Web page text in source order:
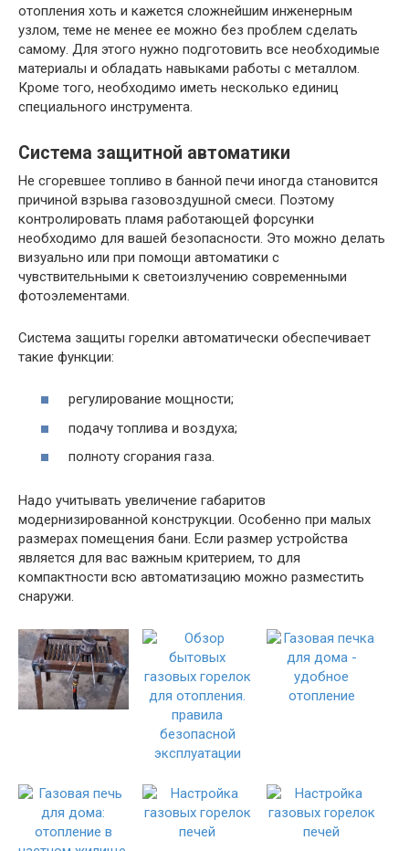
отопления хоть и кажется сложнейшим инженерным
узлом, теме не менее ее можно без проблем сделать
самому. Для этого нужно подготовить все необходимые
материалы и обладать навыками работы с металлом.
Кроме того, необходимо иметь несколько единиц
специального инструмента.
Система защитной автоматики
Не сгоревшее топливо в банной печи иногда становится
причиной взрыва газовоздушной смеси. Поэтому
контролировать пламя работающей форсунки
необходимо для вашей безопасности. Это можно делать
визуально или при помощи автоматики с
чувствительными к светоизлучению современными
фотоэлементами.
Система защиты горелки автоматически обеспечивает
такие функции:
регулирование мощности;
подачу топлива и воздуха;
полноту сгорания газа.
Надо учитывать увеличение габаритов
модернизированной конструкции. Особенно при малых
размерах помещения бани. Если размер устройства
является для вас важным критерием, то для
компактности всю автоматизацию можно разместить
снаружи.